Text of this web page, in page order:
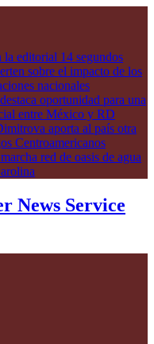
editorial 14 segundos
sobre el impacto de los
nacionales
oportunidad para una
entre México y RD
aporta al país otra
Centroamericanos
red de oasis de agua
News Service